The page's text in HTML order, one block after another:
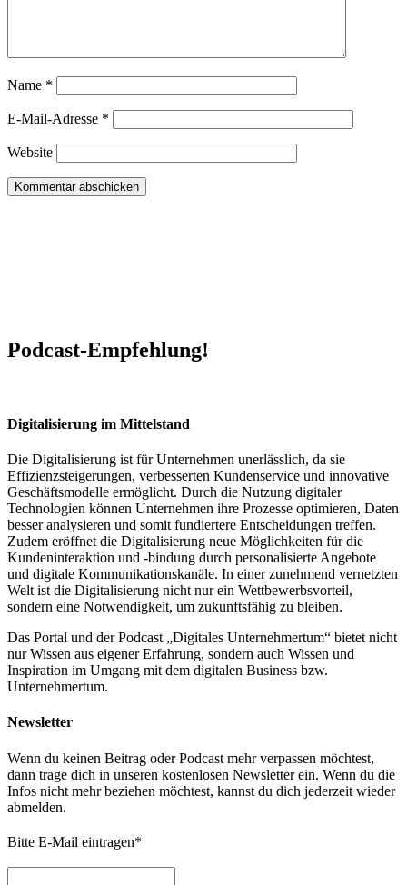
Name *
E-Mail-Adresse *
Website
Podcast-Empfehlung!
Digitalisierung im Mittelstand
Die Digitalisierung ist für Unternehmen unerlässlich, da sie
Effizienzsteigerungen, verbesserten Kundenservice und innovative
Geschäftsmodelle ermöglicht. Durch die Nutzung digitaler
Technologien können Unternehmen ihre Prozesse optimieren, Daten
besser analysieren und somit fundiertere Entscheidungen treffen.
Zudem eröffnet die Digitalisierung neue Möglichkeiten für die
Kundeninteraktion und -bindung durch personalisierte Angebote
und digitale Kommunikationskanäle. In einer zunehmend vernetzten
Welt ist die Digitalisierung nicht nur ein Wettbewerbsvorteil,
sondern eine Notwendigkeit, um zukunftsfähig zu bleiben.
Das Portal und der Podcast „Digitales Unternehmertum“ bietet nicht
nur Wissen aus eigener Erfahrung, sondern auch Wissen und
Inspiration im Umgang mit dem digitalen Business bzw.
Unternehmertum.
Newsletter
Wenn du keinen Beitrag oder Podcast mehr verpassen möchtest,
dann trage dich in unseren kostenlosen Newsletter ein. Wenn du die
Infos nicht mehr beziehen möchtest, kannst du dich jederzeit wieder
abmelden.
Bitte E-Mail eintragen*